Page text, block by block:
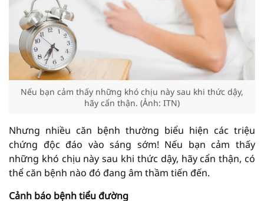
Nếu bạn cảm thấy những khó chịu này sau khi thức dậy,
hãy cẩn thận. (Ảnh: ITN)
Nhưng nhiều căn bệnh thường biểu hiện các triệu
chứng độc đáo vào sáng sớm! Nếu bạn cảm thấy
những khó chịu này sau khi thức dậy, hãy cẩn thận, có
thể căn bệnh nào đó đang âm thầm tiến đến.
Cảnh báo bệnh tiểu đường